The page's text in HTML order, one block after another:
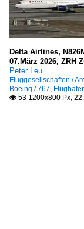
Delta Airlines,
07.März 2026, ZRH
Peter Leu
Fluggesellschaften /
Boeing / 767,
 53 1200x800 Px,